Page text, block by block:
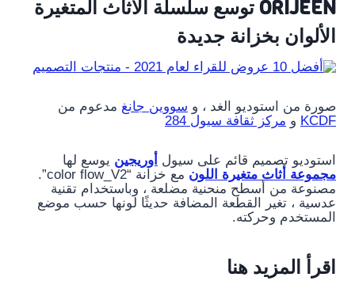
ORIJEEN توسع سلسلة الأثاث المتغيرة
الألوان بخزانة جديدة
صورة من استوديو الغد ، و سووين جانغ مدعوم من
KCDF و مركز ثقافة سيول 284
استوديو تصميم قائم على سيول أوريجين يوسع لها
مجموعة أثاث متغيرة اللون
مع خزانة “color flow_V2”.
مصنوعة من أسطح منحنية مضلعة ، وباستخدام تقنية
عدسية ، تغير القطعة المضافة حديثًا لونها حسب موضع
المستخدم وحركته.
اقرأ المزيد هنا